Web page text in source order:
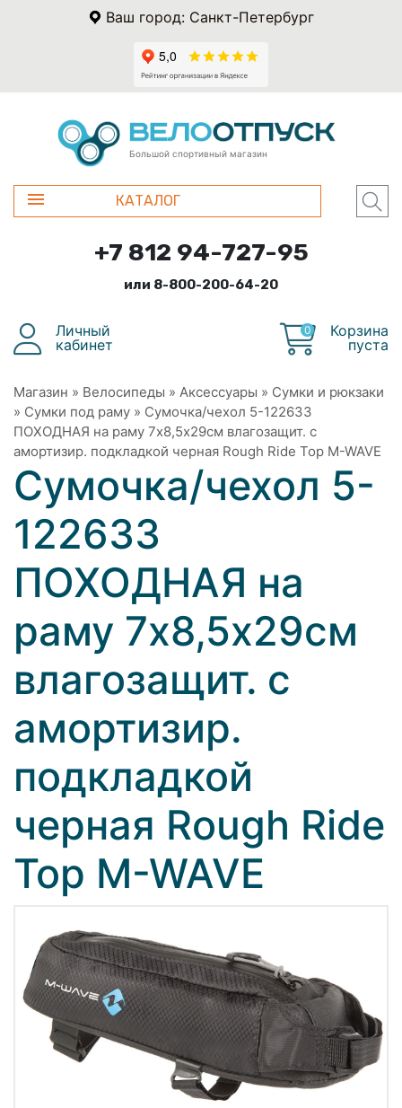
Ваш город: Санкт-Петербург
Большой спортивный магазин
КАТАЛОГ
+7 812 94-727-95
или 8-800-200-64-20
Личный
кабинет
0
Корзина
пуста
Магазин » Велосипеды » Аксессуары » Сумки и рюкзаки
» Сумки под раму » Сумочка/чехол 5-122633
ПОХОДНАЯ на раму 7х8,5х29см влагозащит. с
амортизир. подкладкой черная Rough Ride Top M-WAVE
Сумочка/чехол 5-
122633
ПОХОДНАЯ на
раму 7х8,5х29см
влагозащит. с
амортизир.
подкладкой
черная Rough Ride
Top M-WAVE